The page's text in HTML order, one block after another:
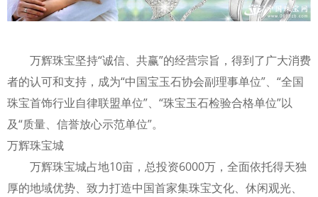
万辉珠宝坚持“诚信、共赢”的经营宗旨，得到了广大消费
者的认可和支持，成为“中国宝玉石协会副理事单位”、“全国
珠宝首饰行业自律联盟单位”、“珠宝玉石检验合格单位”以
及“质量、信誉放心示范单位”。
万辉珠宝城
万辉珠宝城占地10亩，总投资6000万，全面依托得天独
厚的地域优势、致力打造中国首家集珠宝文化、休闲观光、